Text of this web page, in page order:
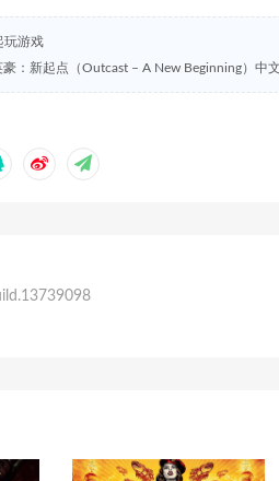
玩游戏
豪：新起点（Outcast – A New Beginning）中